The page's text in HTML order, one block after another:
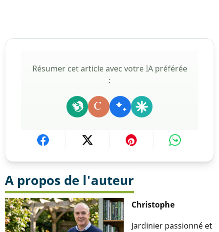
Résumer cet article avec votre IA préférée
:
C
A propos de l'auteur
Christophe
Jardinier passionné et